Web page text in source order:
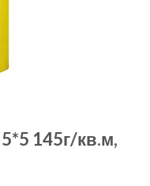
145г/кв.м,